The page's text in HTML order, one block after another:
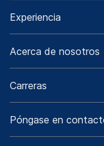
Experiencia
Acerca de nosotros
Carreras
Póngase en